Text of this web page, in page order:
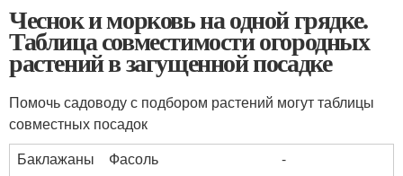
Чеснок и морковь на одной грядке.
Таблица совместимости огородных
растений в загущенной посадке
Помочь садоводу с подбором растений могут таблицы
совместных посадок
Баклажаны
Фасоль -